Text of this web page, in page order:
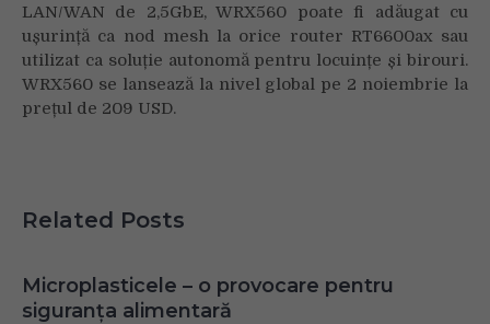
LAN/WAN de 2,5GbE, WRX560 poate fi adăugat cu
ușurință ca nod mesh la orice router RT6600ax sau
utilizat ca soluție autonomă pentru locuințe și birouri.
WRX560 se lansează la nivel global pe 2 noiembrie la
prețul de 209 USD.
Related Posts
Microplasticele – o provocare pentru
siguranța alimentară